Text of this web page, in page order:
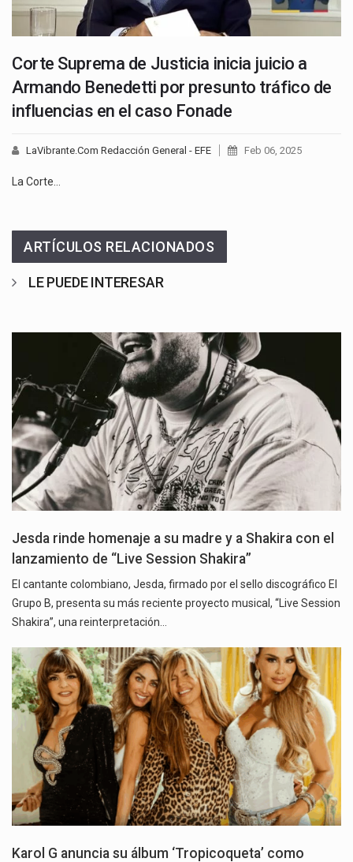
Corte Suprema de Justicia inicia juicio a
Armando Benedetti por presunto tráfico de
influencias en el caso Fonade
LaVibrante.Com Redacción General - EFE Feb 06, 2025
La Corte…
ARTÍCULOS RELACIONADOS
LE PUEDE INTERESAR
Jesda rinde homenaje a su madre y a Shakira con el
lanzamiento de “Live Session Shakira”
El cantante colombiano, Jesda, firmado por el sello discográfico El
Grupo B, presenta su más reciente proyecto musical, “Live Session
Shakira”, una reinterpretación…
Karol G anuncia su álbum ‘Tropicoqueta’ como